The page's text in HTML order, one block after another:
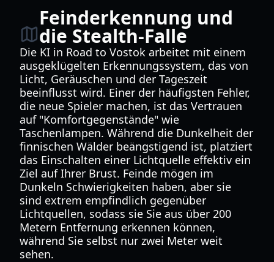
Feinderkennung und
die Stealth-Falle
Die KI in Road to Vostok arbeitet mit einem
ausgeklügelten Erkennungssystem, das von
Licht, Geräuschen und der Tageszeit
beeinflusst wird. Einer der häufigsten Fehler,
die neue Spieler machen, ist das Vertrauen
auf "Komfortgegenstände" wie
Taschenlampen. Während die Dunkelheit der
finnischen Wälder beängstigend ist, platziert
das Einschalten einer Lichtquelle effektiv ein
Ziel auf Ihrer Brust. Feinde mögen im
Dunkeln Schwierigkeiten haben, aber sie
sind extrem empfindlich gegenüber
Lichtquellen, sodass sie Sie aus über 200
Metern Entfernung erkennen können,
während Sie selbst nur zwei Meter weit
sehen.